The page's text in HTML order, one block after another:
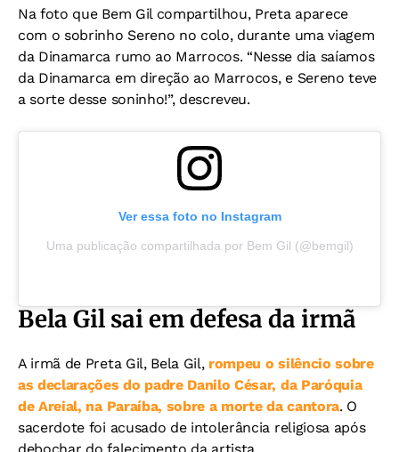
Na foto que Bem Gil compartilhou, Preta aparece
com o sobrinho Sereno no colo, durante uma viagem
da Dinamarca rumo ao Marrocos. “Nesse dia saíamos
da Dinamarca em direção ao Marrocos, e Sereno teve
a sorte desse soninho!”, descreveu.
Ver essa foto no Instagram
Uma publicação compartilhada por Bem Gil (@bemgil)
Bela Gil sai em defesa da irmã
A irmã de Preta Gil, Bela Gil, rompeu o silêncio sobre
as declarações do padre Danilo César, da Paróquia
de Areial, na Paraíba, sobre a morte da cantora. O
sacerdote foi acusado de intolerância religiosa após